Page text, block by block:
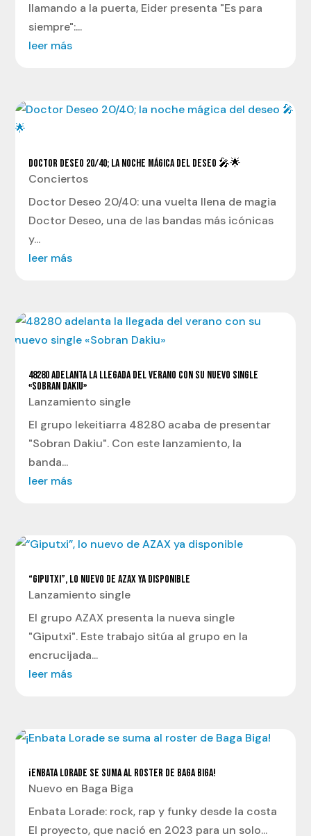
llamando a la puerta, Eider presenta "Es para
siempre":...
leer más
DOCTOR DESEO 20/40; LA NOCHE MÁGICA DEL DESEO 🎤🌟
Conciertos
Doctor Deseo 20/40: una vuelta llena de magia
Doctor Deseo, una de las bandas más icónicas
y...
leer más
48280 ADELANTA LA LLEGADA DEL VERANO CON SU NUEVO SINGLE
«SOBRAN DAKIU»
Lanzamiento single
El grupo lekeitiarra 48280 acaba de presentar
"Sobran Dakiu". Con este lanzamiento, la
banda...
leer más
“GIPUTXI”, LO NUEVO DE AZAX YA DISPONIBLE
Lanzamiento single
El grupo AZAX presenta la nueva single
"Giputxi". Este trabajo sitúa al grupo en la
encrucijada...
leer más
¡ENBATA LORADE SE SUMA AL ROSTER DE BAGA BIGA!
Nuevo en Baga Biga
Enbata Lorade: rock, rap y funky desde la costa
El proyecto, que nació en 2023 para un solo...